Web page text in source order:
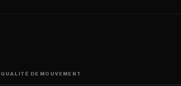
QUALITÉ DE MOUVEMENT